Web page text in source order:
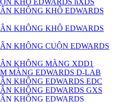
KHÔ EDWARDS nXDS
KHÔNG KHÔ EDWARDS
KHÔNG KHÔ EDWARDS
KHÔNG CUỘN EDWARDS
KHÔNG MÀNG XDD1
MÀNG EDWARDS D-LAB
KHÔNG EDWARDS EDC
KHÔNG EDWARDS GXS
KHÔNG EDWARDS